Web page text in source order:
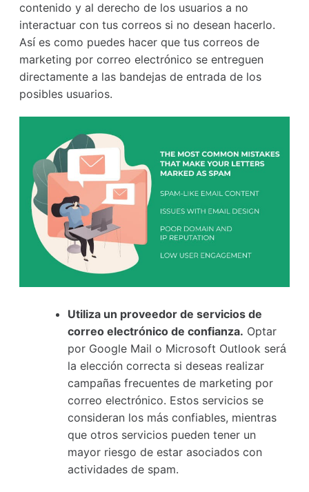
contenido y al derecho de los usuarios a no
interactuar con tus correos si no desean hacerlo.
Así es como puedes hacer que tus correos de
marketing por correo electrónico se entreguen
directamente a las bandejas de entrada de los
posibles usuarios.
Utiliza un proveedor de servicios de
correo electrónico de confianza. Optar
por Google Mail o Microsoft Outlook será
la elección correcta si deseas realizar
campañas frecuentes de marketing por
correo electrónico. Estos servicios se
consideran los más confiables, mientras
que otros servicios pueden tener un
mayor riesgo de estar asociados con
actividades de spam.